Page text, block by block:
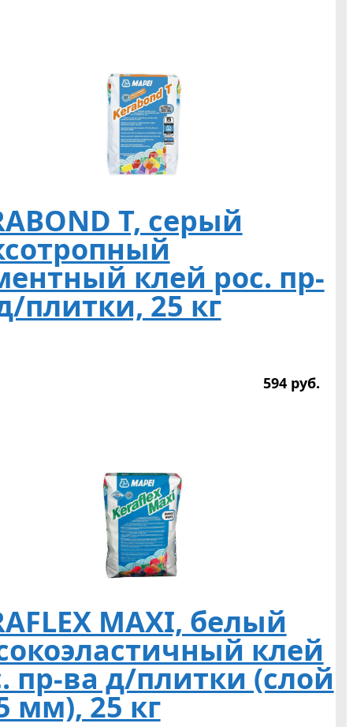
T, серый
клей рос. пр-
плитки, 25 кг
594 руб.
MAXI, белый
клей
пр-ва д/плитки (слой
мм), 25 кг